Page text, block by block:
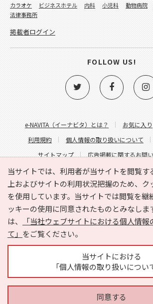
当サイトでは、利用者が当サイトを閲覧す
上およびサイトの利用状況把握のため、ク
を使用しています。当サイトでは閲覧を継
ッキーの使用に同意されたものとみなしま
は、
「当社ウェブサイトにおける個人情
て」 をご覧ください。
当サイトにおける
「個人情報の取り扱いについ
同意する
e-NAVITA（イーナビタ）とは？ お気に入り
利用規約
個人情報の取り扱いについて
サイトマップ
広告掲載に関するお問
サイトの内容に関するお問い合
カラオケ
ビジネスホテル 内科 小児科 動物病院
法律事務所
掲載者ログイン
FOLLOW US!
Copyright © HYOJITO.Co.,Ltd. All Rights